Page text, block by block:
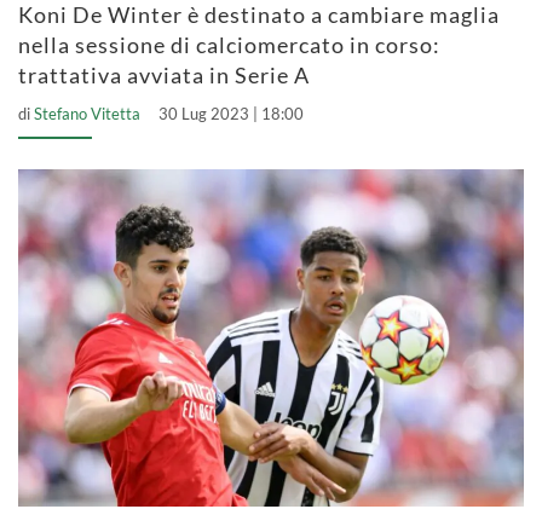
Koni De Winter è destinato a cambiare maglia
nella sessione di calciomercato in corso:
trattativa avviata in Serie A
diStefano Vitetta 30 Lug 2023 | 18:00